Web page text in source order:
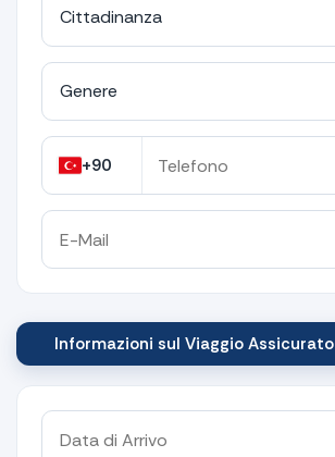
+90
Informazioni sul Viaggio Assicurato